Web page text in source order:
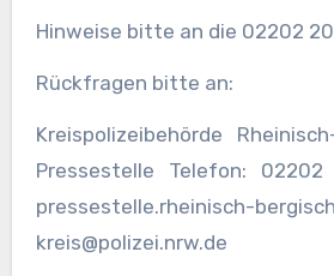
Hinweise bitte an die 02202
Rückfragen bitte an:
Kreispolizeibehörde
Pressestelle Telefon:
pressestelle.rheinisch-
kreis@polizei.nrw.de